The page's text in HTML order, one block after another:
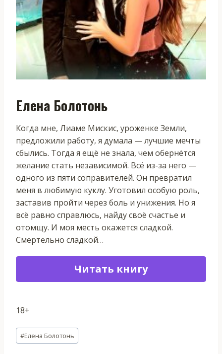
Елена Болотонь
Когда мне, Лиаме Мискис, уроженке Земли,
предложили работу, я думала — лучшие мечты
сбылись. Тогда я ещё не знала, чем обернётся
желание стать независимой. Всё из-за него —
одного из пяти соправителей. Он превратил
меня в любимую куклу. Уготовил особую роль,
заставив пройти через боль и унижения. Но я
всё равно справлюсь, найду своё счастье и
отомщу. И моя месть окажется сладкой.
Смертельно сладкой…
Читать книгу
18+
Метки
записи:
#Елена Болотонь